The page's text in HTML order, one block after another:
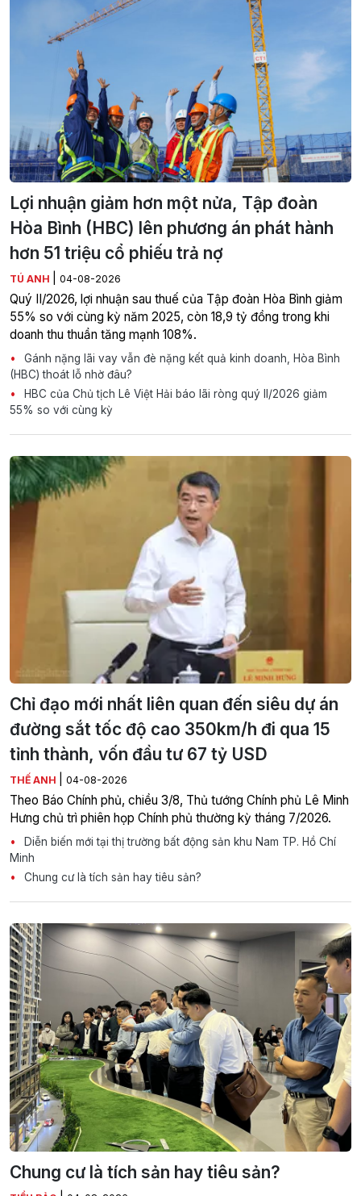
Lợi nhuận giảm hơn một nửa, Tập đoàn
Hòa Bình (HBC) lên phương án phát hành
hơn 51 triệu cổ phiếu trả nợ
TÚ ANH 04-08-2026
Quý II/2026, lợi nhuận sau thuế của Tập đoàn Hòa Bình giảm
55% so với cùng kỳ năm 2025, còn 18,9 tỷ đồng trong khi
doanh thu thuần tăng mạnh 108%.
Gánh nặng lãi vay vẫn đè nặng kết quả kinh doanh, Hòa Bình
(HBC) thoát lỗ nhờ đâu?
HBC của Chủ tịch Lê Việt Hải báo lãi ròng quý II/2026 giảm
55% so với cùng kỳ
Chỉ đạo mới nhất liên quan đến siêu dự án
đường sắt tốc độ cao 350km/h đi qua 15
tỉnh thành, vốn đầu tư 67 tỷ USD
THẾ ANH 04-08-2026
Theo Báo Chính phủ, chiều 3/8, Thủ tướng Chính phủ Lê Minh
Hưng chủ trì phiên họp Chính phủ thường kỳ tháng 7/2026.
Diễn biến mới tại thị trường bất động sản khu Nam TP. Hồ Chí
Minh
Chung cư là tích sản hay tiêu sản?
Chung cư là tích sản hay tiêu sản?